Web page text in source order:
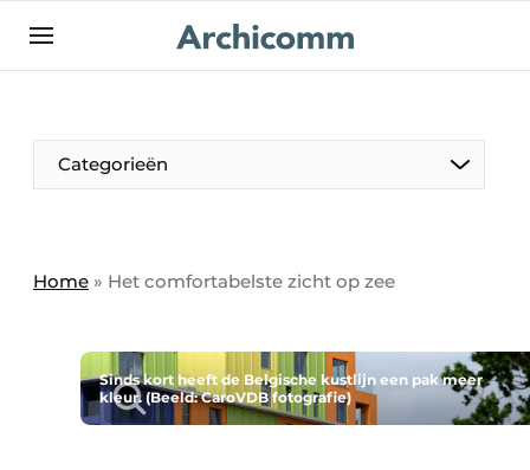
NL be-FR
Categorieën
Home » Het comfortabelste zicht op zee
Sinds kort heeft de Belgische kustlijn een pak meer
kleur. (Beeld: CaroVDB fotografie)